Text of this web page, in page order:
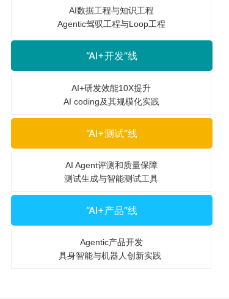
“AI+开发”线
“AI+测试”线
AI+研发效能10X提升
AI coding及其规模化实践
AI数据工程与知识工程
Agentic驾驭工程与Loop工程
AI Agent评测和质量保障
测试生成与智能测试工具
Agentic产品开发
具身智能与机器人创新实践
“AI+产品”线